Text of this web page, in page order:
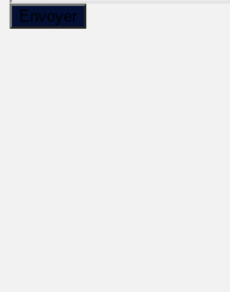
Envoyer